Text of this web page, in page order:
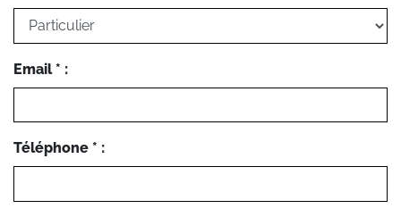
Email * :
Téléphone * :